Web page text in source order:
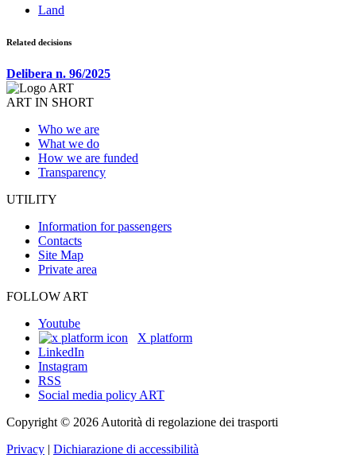
Land
Related decisions
Delibera n. 96/2025
ART IN SHORT
Who we are
What we do
How we are funded
Transparency
UTILITY
Information for passengers
Contacts
Site Map
Private area
FOLLOW ART
Youtube
X platform
LinkedIn
Instagram
RSS
Social media policy ART
Copyright © 2026 Autorità di regolazione dei trasporti
Privacy | Dichiarazione di accessibilità